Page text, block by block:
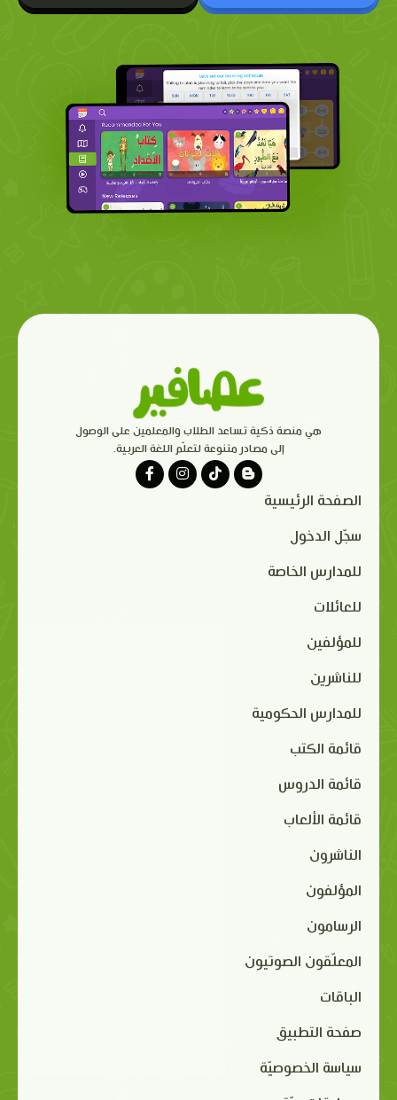
هي منصة ذكية تساعد الطلاب والمعلمين على الوصول
إلى مصادر متنوعة لتعلّم اللغة العربية.
الصفحة الرئيسية
سجّل الدخول
للمدارس الخاصة
للعائلات
للمؤلفين
للناشرين
للمدارس الحكومية
قائمة الكتب
قائمة الدروس
قائمة الألعاب
الناشرون
المؤلفون
الرسامون
المعلّقون الصوتيون
الباقات
صفحة التطبيق
سياسة الخصوصيّة